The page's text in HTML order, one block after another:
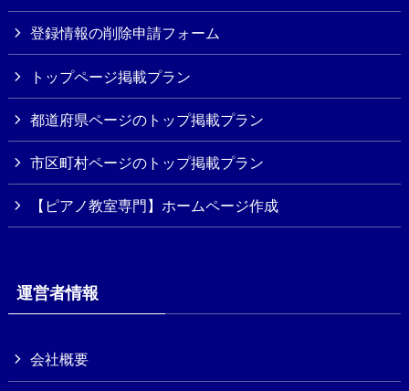
登録情報の削除申請フォーム
トップページ掲載プラン
都道府県ページのトップ掲載プラン
市区町村ページのトップ掲載プラン
【ピアノ教室専門】ホームページ作成
運営者情報
会社概要